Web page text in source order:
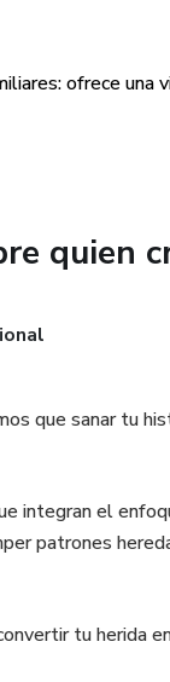
un material para
que obtendrás
y profesionales.
lealtades
ofrece una
quien
que sanar tu
integran el
patrones
tu herida